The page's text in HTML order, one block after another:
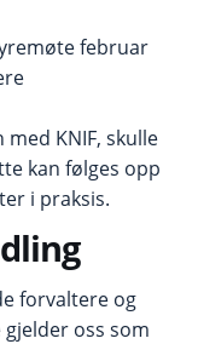
februar
KNIF, skulle
kan følges opp
i praksis.
forvaltere og
oss som